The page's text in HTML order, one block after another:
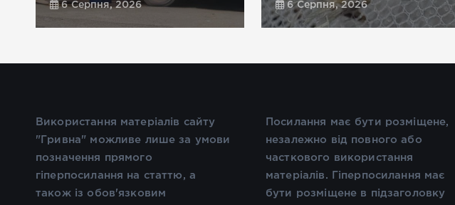
6 Серпня, 2026
6 Серпня, 2026
Використання матеріалів сайту
"Гривна" можливе лише за умови
позначення прямого
гіперпосилання на статтю, а
також із обов'язковим
Посилання має бути розміщене,
незалежно від повного або
часткового використання
матеріалів. Гіперпосилання має
бути розміщене в підзаголовку